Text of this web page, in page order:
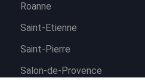
Roanne
Saint-Etienne
Saint-Pierre
Salon-de-Provence